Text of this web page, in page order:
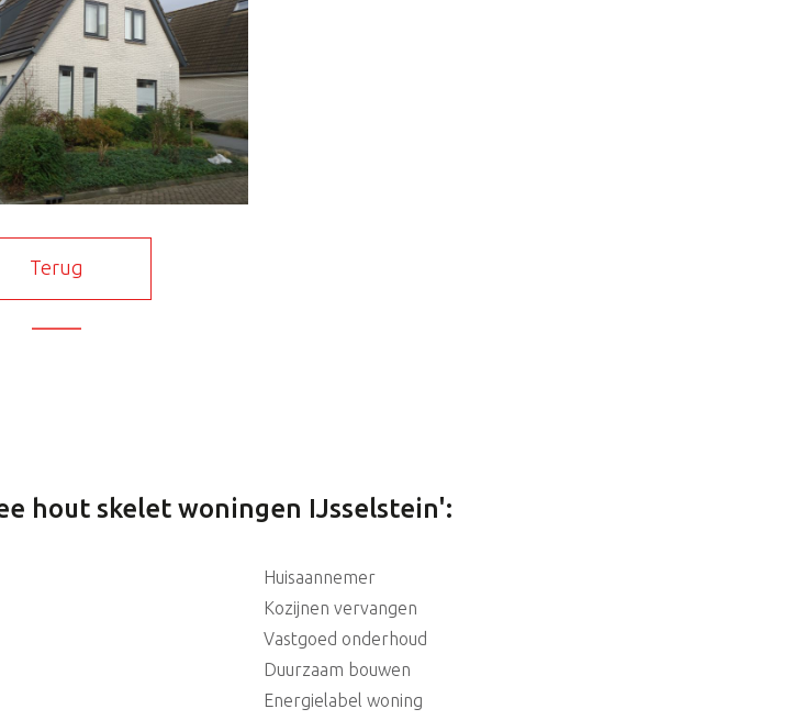
Terug
hout skelet woningen IJsselstein':
Huisaannemer
Kozijnen vervangen
Vastgoed onderhoud
Duurzaam bouwen
Energielabel woning